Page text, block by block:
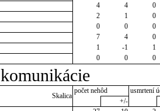
4 4
0
2 1
0
0 0
0
7 4
0
1 -1
1
0 0 0
Skalica
počet nehôd
usmrtení
+/-